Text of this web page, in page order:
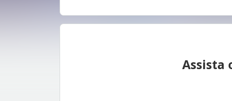
Assista